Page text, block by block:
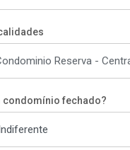
condomínio fechado?